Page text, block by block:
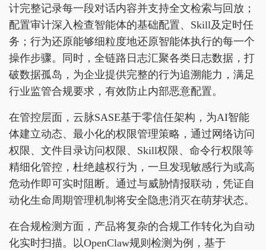
计完整记录每一段对话内容并支持全文检索与回放；
配置审计深入检查智能体的基础配置、Skill及定时任
务；行为还原能够细粒度地还原智能体执行的每一个
操作步骤。同时，全链路日志汇聚各类日志数据，打
破数据孤岛，为企业提供完整的行为追溯能力，满足
行业监管合规要求，有效防止内部恶意配置。
在管控层面，云脉SASE基于零信任架构，为AI智能
体建立动态、最小化的权限管理策略，通过网络访问
权限、文件目录访问权限、Skill权限、命令行权限等
精细化管控，杜绝越权行为，一旦发现敏感行为或高
危动作即可实时阻断。通过与威胁情报联动，凭证自
动化生命周期管理机制将安全隐患消灭在萌芽状态。
在合规检测方面，产品将复杂的合规工作转化为自动
化实时扫描。以OpenClaw规则检测为例，基于